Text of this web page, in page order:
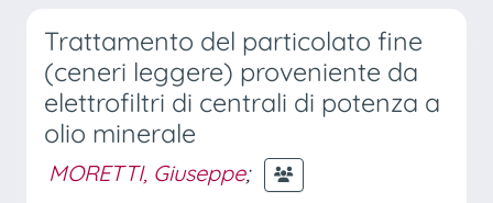
Trattamento del particolato fine
(ceneri leggere) proveniente da
elettrofiltri di centrali di potenza a
olio minerale
MORETTI, Giuseppe;